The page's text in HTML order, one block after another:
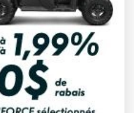
FINANCEMENT